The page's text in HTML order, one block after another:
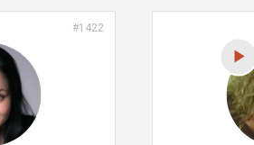
#1422